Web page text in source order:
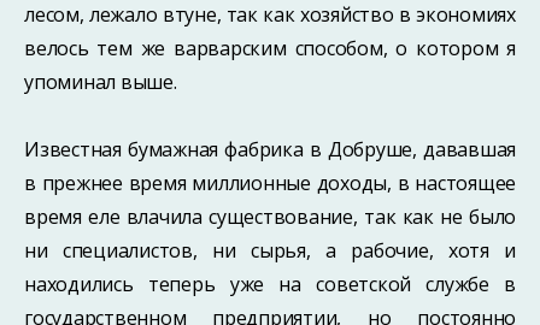
лесом, лежало втуне, так как хозяйство в экономиях
велось тем же варварским способом, о котором я
упоминал выше.
Известная бумажная фабрика в Добруше, дававшая
в прежнее время миллионные доходы, в настоящее
время еле влачила существование, так как не было
ни специа­листов, ни сырья, а рабочие, хотя и
находились теперь уже на советской службе в
государственном предприятии, но постоянно